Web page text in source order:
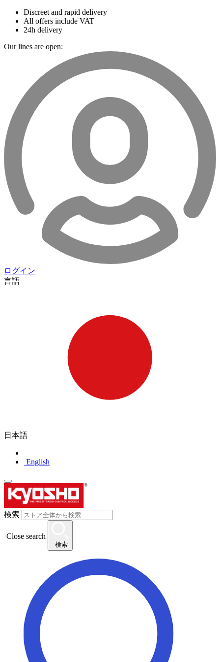
Discreet and rapid delivery
All offers include VAT
24h delivery
Our lines are open:
ログイン
言語
日本語
English
検索
Close search
検索